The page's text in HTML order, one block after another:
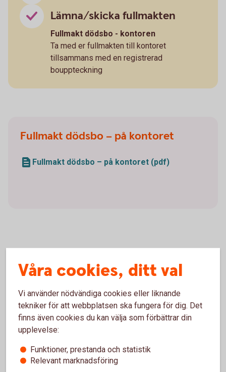
Lämna/skicka fullmakten
Fullmakt dödsbo - kontoren
Ta med er fullmakten till kontoret
tillsammans med en registrerad
bouppteckning
Fullmakt dödsbo – på kontoret
Fullmakt dödsbo – på kontoret (pdf)
för dödsbo?
Lösa in utställda checkar/postväxlar/plus- och
bankgiroavier med mera till dödsboet
Betala dödsboets skulder
Fylla i och underteckna Sparbanken Eken
fördelningsblanketter för arvskifte
Våra cookies, ditt val
Vi använder nödvändiga cookies eller liknande
tekniker för att webbplatsen ska fungera för dig. Det
finns även cookies du kan välja som förbättrar din
upplevelse:
Funktioner, prestanda och statistik
Relevant marknadsföring